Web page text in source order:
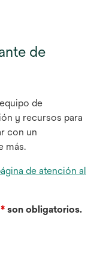
de
de
y recursos para
con un
más.
de atención al
* son obligatorios.